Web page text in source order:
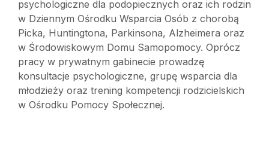
psychologiczne dla podopiecznych oraz ich rodzin
w Dziennym Ośrodku Wsparcia Osób z chorobą
Picka, Huntingtona, Parkinsona, Alzheimera oraz
w Środowiskowym Domu Samopomocy. Oprócz
pracy w prywatnym gabinecie prowadzę
konsultacje psychologiczne, grupę wsparcia dla
młodzieży oraz trening kompetencji rodzicielskich
w Ośrodku Pomocy Społecznej.